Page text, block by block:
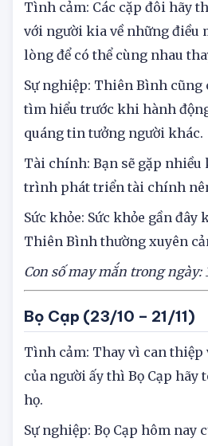
Thiên Bình (23/9 – 22/
Tình cảm: Các cặp đôi hãy
với người kia về những điều
lòng để có thể cùng nhau
Sự nghiệp: Thiên Bình cũng
tìm hiểu trước khi hành
quáng tin tưởng người khác.
Tài chính: Bạn sẽ gặp nhiều
trình phát triển tài chính
Sức khỏe: Sức khỏe gần đây
Thiên Bình thường xuyên
Con số may mắn trong ngày
Bọ Cạp (23/10– 21/11)
Tình cảm: Thay vì can thiệp
của người ấy thì Bọ Cạp hãy
họ.